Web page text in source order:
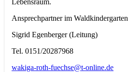
Ansprechpartner im Waldkindergarten
Sigrid Egenberger (Leitung)
Tel. 0151/20287968
wakiga-roth-fuechse@t-online.de